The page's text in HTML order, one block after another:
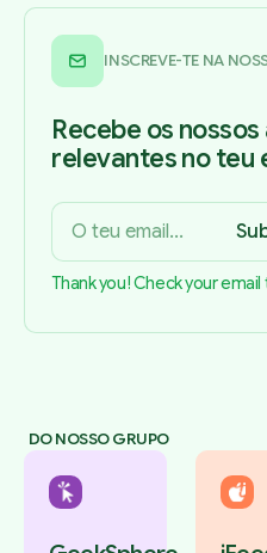
INSCREVE-TE NA
Recebe os
relevantes no teu
Thank you! Check your
DO NOSSO GRUPO